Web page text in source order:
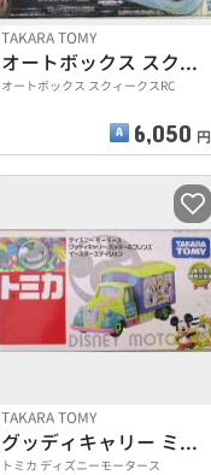
TAKARA TOMY
オートボックス スクィークスRC
オートボックス スクィークスRC
6,050 円
TAKARA TOMY
グッディキャリー ミッキー&フレンズ イースターエディション
トミカ ディズニーモータース